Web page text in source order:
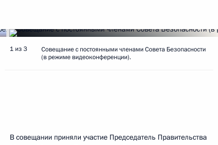
1 из 3
Совещание с постоянными членами Совета Безопасности
(в режиме видеоконференции).
В совещании приняли участие Председатель Правительства